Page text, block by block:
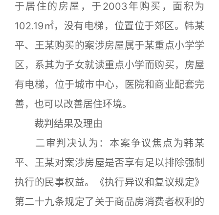
于居住的房屋，于2003年购买，面积为
102.19㎡，没有电梯，位置位于郊区。韩某
平、王某购买的案涉房屋属于某重点小学学
区，系其为子女就读重点小学而购买，房屋
有电梯，位于城市中心，医院和商业配套完
善，也可以改善居住环境。
裁判结果及理由
二审判决认为：本案争议焦点为韩某
平、王某对案涉房屋是否享有足以排除强制
执行的民事权益。《执行异议和复议规定》
第二十九条规定了关于商品房消费者权利的